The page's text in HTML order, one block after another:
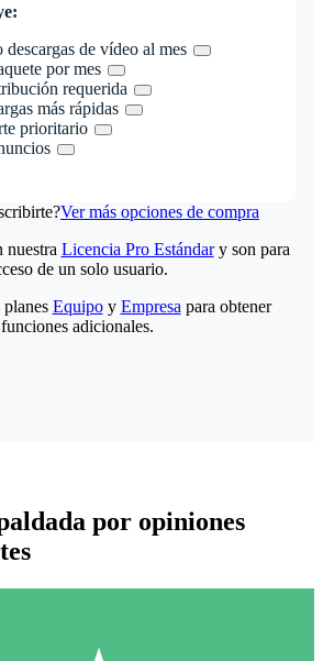
descargas de vídeo al mes
por mes
requerida
más rápidas
prioritario
Ver más opciones de compra
nuestra Licencia Pro Estándary son para
de un solo usuario.
Equipoy Empresa para obtener
funciones adicionales.
por opiniones